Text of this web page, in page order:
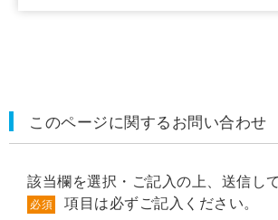
このページに関するお問い合わせ
該当欄を選択・ご記入の上、送信し
必須 項目は必ずご記入ください。